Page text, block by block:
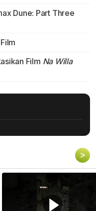
Dune: Part Three
Film Na Willa
>